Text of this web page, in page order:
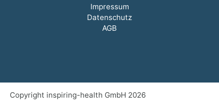
Navigation überspringen
Impressum
Datenschutz
AGB
Copyright inspiring-health GmbH 2026